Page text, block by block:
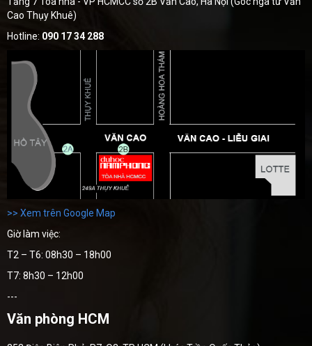
Cao Thụy Khuê)
Hotline: 090 17 34 288
>> Xem trên Google Map
Giờ làm việc:
T2 – T6: 08h30 – 18h00
T7: 8h30 – 12h00
---
Văn phòng HCM